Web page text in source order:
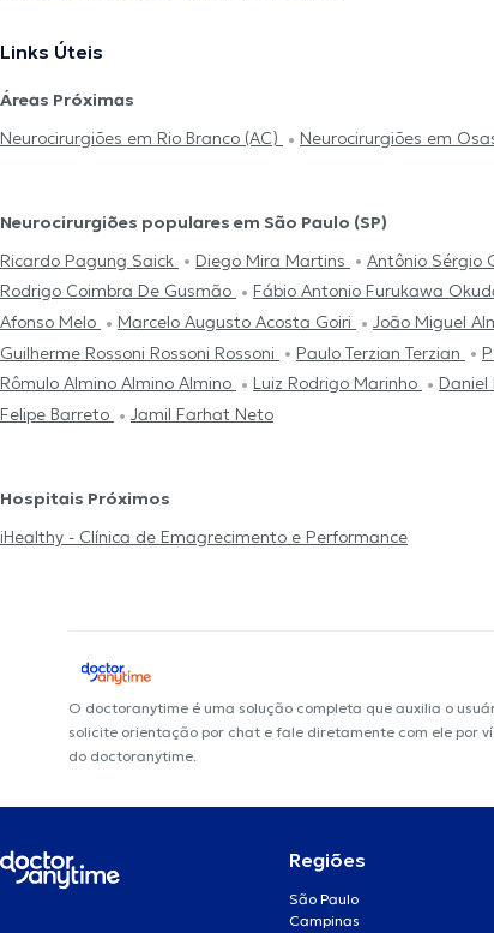
Links Úteis
Áreas Próximas
Neurocirurgiões em Rio Branco (AC)
Neurocirurgiões em
Neurocirurgiões populares em São Paulo (SP)
Ricardo Pagung Saick
Diego Mira Martins Antônio Sérgio
Rodrigo Coimbra De Gusmão
Fábio Antonio Furukawa
Afonso Melo
Marcelo Augusto Acosta Goiri João Miguel
Guilherme Rossoni Rossoni Rossoni
Paulo Terzian Terzian
Rômulo Almino Almino Almino
Luiz Rodrigo Marinho Daniel
Felipe Barreto
Jamil Farhat Neto
Hospitais Próximos
iHealthy - Clínica de Emagrecimento e Performance
O doctoranytime é uma solução completa que auxilia o
solicite orientação por chat e fale diretamente com ele por
do doctoranytime.
Regiões
São Paulo
Campinas